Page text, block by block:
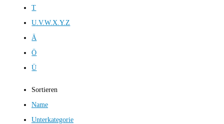
T
U.V.W.X.Y.Z
Ä
Ö
Ü
Sortieren
Name
Unterkategorie